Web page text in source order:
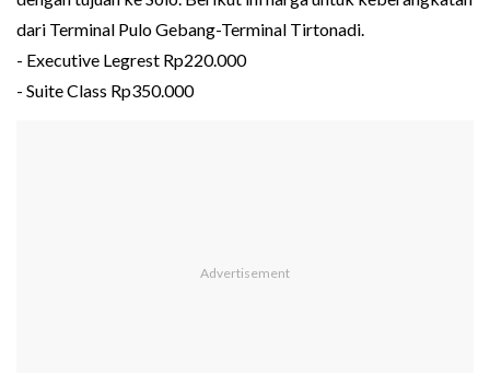
dari Terminal Pulo Gebang-Terminal Tirtonadi.
- Executive Legrest Rp220.000
- Suite Class Rp350.000